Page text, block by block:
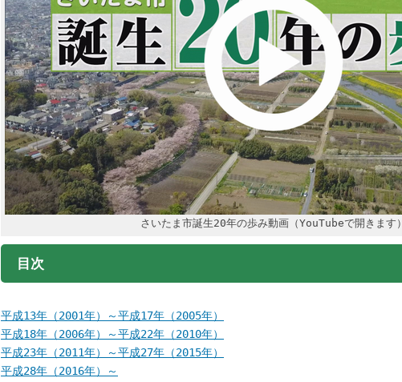
さいたま市誕生20年の歩み動画（YouTubeで開きます）
目次
平成13年（2001年）～平成17年（2005年）
平成18年（2006年）～平成22年（2010年）
平成23年（2011年）～平成27年（2015年）
平成28年（2016年）～